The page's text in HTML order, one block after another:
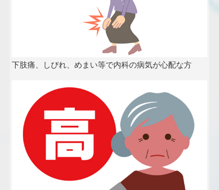
下肢痛、しびれ、めまい等で内科の病気が心配な方